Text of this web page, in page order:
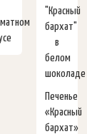
Печенье
«Красный
бархат»